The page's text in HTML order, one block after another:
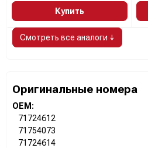
Купить
Смотреть все аналоги ↓
Оригинальные номера
OEM:
71724612
71754073
71724614